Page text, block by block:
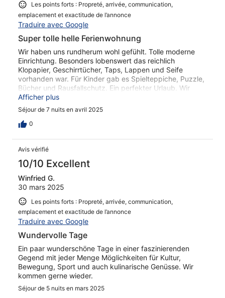
Les points forts : Propreté, arrivée, communication,
emplacement et exactitude de l’annonce
Traduire avec Google
Super tolle helle Ferienwohnung
Wir haben uns rundherum wohl gefühlt. Tolle moderne
Einrichtung. Besonders lobenswert das reichlich
Klopapier, Geschirrtücher, Taps, Lappen und Seife
vorhanden war. Für Kinder gab es Spielteppiche, Puzzle,
Bücher und Rausfallschutz. Ein perfekter Urlaub. Wir
kommen wieder!
Afficher plus
Séjour de 7 nuits en avril 2025
0
Avis vérifié
10/10 Excellent
Winfried G.
30 mars 2025
Les points forts : Propreté, arrivée, communication,
emplacement et exactitude de l’annonce
Traduire avec Google
Wundervolle Tage
Ein paar wunderschöne Tage in einer faszinierenden
Gegend mit jeder Menge Möglichkeiten für Kultur,
Bewegung, Sport und auch kulinarische Genüsse. Wir
kommen gerne wieder.
Séjour de 5 nuits en mars 2025